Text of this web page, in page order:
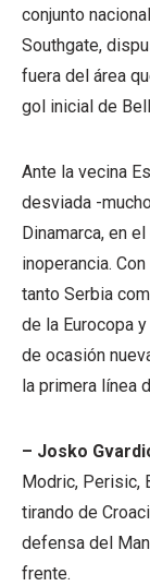
conjunto
Southgate,
fuera del área
gol inicial de
Ante la vecina
desviada -
Dinamarca, en
inoperancia.
tanto Serbia
de la Eurocopa
de ocasión
la primera línea
– Josko
Modric, Perisic,
tirando de
defensa del
frente.